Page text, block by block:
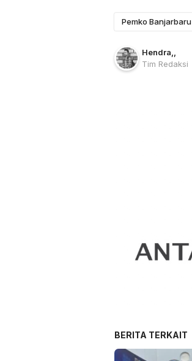
Pemko Banjarbaru
Hendra
Tim Redaksi
BERITA TERKAIT